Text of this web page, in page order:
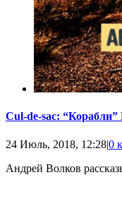
Cul-de-sac:
24 Июль, 2018, 12:28|0
Андрей Волков